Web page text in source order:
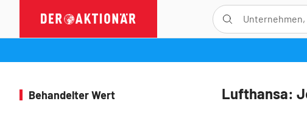
Lufthansa:
Behandelter Wert